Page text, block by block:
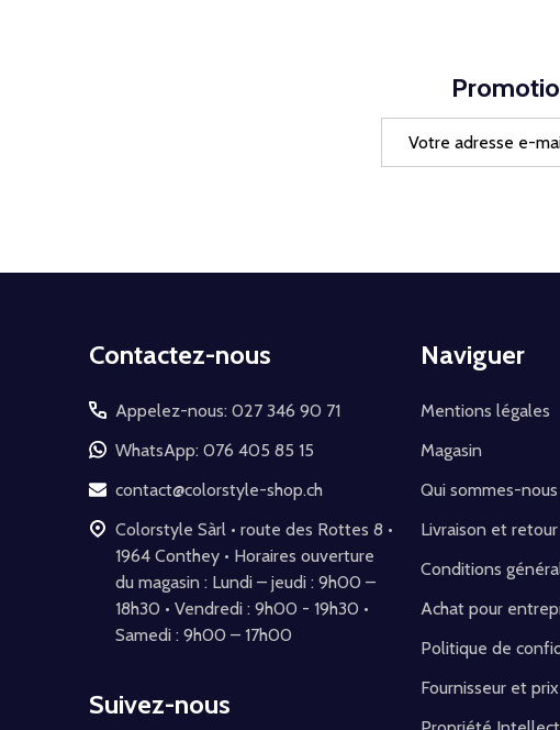
Contactez-nous
Appelez-nous: 027 346 90 71
WhatsApp: 076 405 85 15
contact@colorstyle-shop.ch
Colorstyle Sàrl • route des Rottes 8 •
1964 Conthey • Horaires ouverture
du magasin : Lundi – jeudi : 9h00 –
18h30 • Vendredi : 9h00 - 19h30 •
Samedi : 9h00 – 17h00
Suivez-nous
Naviguer
Mentions légales
Magasin
Qui sommes-nous
Livraison et retour
Conditions
Achat pour
Politique de
Fournisseur et prix